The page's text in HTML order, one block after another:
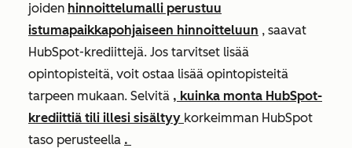
joiden hinnoittelumalli perustuu
istumapaikkapohjaiseen hinnoitteluun , saavat
HubSpot-krediittejä. Jos tarvitset lisää
opintopisteitä, voit ostaa lisää opintopisteitä
tarpeen mukaan. Selvitä , kuinka monta HubSpot-
krediittiä tili illesi sisältyy korkeimman HubSpot
taso perusteella .